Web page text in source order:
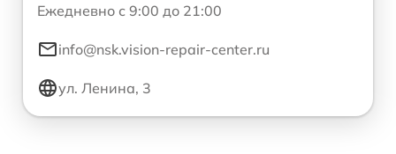
Ежедневно с 9:00 до 21:00
info@nsk.vision-repair-center.ru
ул. Ленина, 3